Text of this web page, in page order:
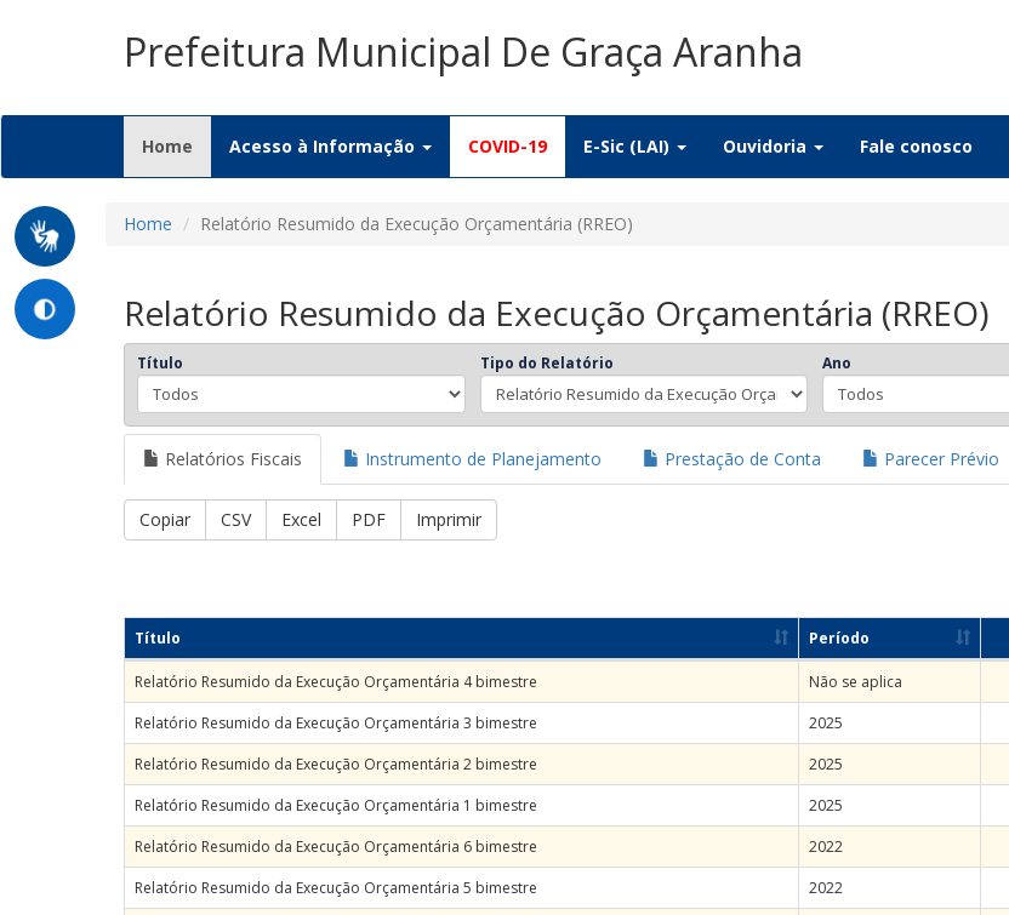
Prefeitura Municipal De Graça Aranha
Home (current)
Acesso à Informação COVID-19 E-Sic (LAI) Ouvidoria Fale conosco
Home Relatório Resumido da Execução Orçamentária (RREO)
Relatório Resumido da Execução Orçamentária (RREO)
Título Tipo do Relatório Ano
Relatórios Fiscais Instrumento de Planejamento Prestação de Conta Parecer Prévio
Copiar CSV Excel PDF Imprimir
Título Período
Relatório Resumido da Execução Orçamentária 4 bimestre Não se aplica
Relatório Resumido da Execução Orçamentária 3 bimestre
2025
Relatório Resumido da Execução Orçamentária 2 bimestre
2025
Relatório Resumido da Execução Orçamentária 1 bimestre
2025
Relatório Resumido da Execução Orçamentária 6 bimestre
2022
Relatório Resumido da Execução Orçamentária 5 bimestre
2022